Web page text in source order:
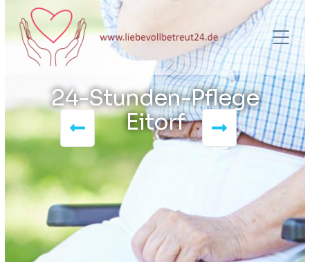
24-Stunden-Pflege
Eitorf